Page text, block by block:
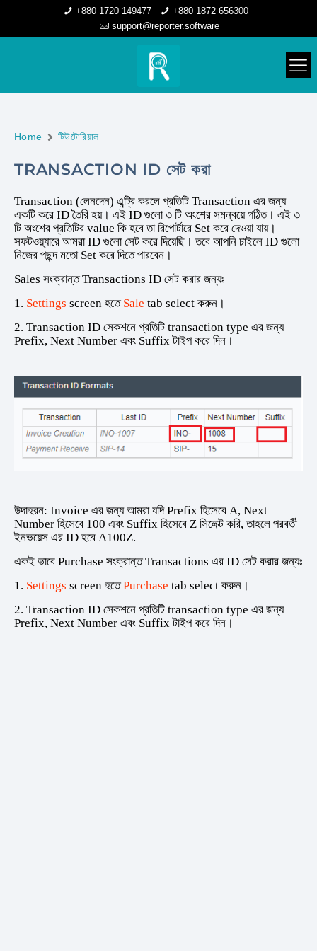
+880 1720 149477
+880 1872 656300
support@reporter.software
Home টিউটোরিয়াল
TRANSACTION ID সেট করা
Transaction (লেনদেন) এন্ট্রি করলে প্রতিটি Transaction এর জন্য
একটি করে ID তৈরি হয়। এই ID গুলো ৩ টি অংশের সমন্বয়ে গঠিত। এই ৩
টি অংশের প্রতিটির value কি হবে তা রিপোর্টারে Set করে দেওয়া যায়।
সফটওয়্যারে আমরা ID গুলো সেট করে দিয়েছি। তবে আপনি চাইলে ID গুলো
নিজের পছন্দ মতো Set করে দিতে পারবেন।
Sales সংক্রান্ত Transactions ID সেট করার জন্যঃ
1. Settings screen হতে Sale tab select করুন।
2. Transaction ID সেকশনে প্রতিটি transaction type এর জন্য
Prefix, Next Number এবং Suffix টাইপ করে দিন।
উদাহরন: Invoice এর জন্য আমরা যদি Prefix হিসেবে A, Next
Number হিসেবে 100 এবং Suffix হিসেবে Z সিলেক্ট করি, তাহলে পরবর্তী
ইনভয়েস এর ID হবে A100Z.
একই ভাবে Purchase সংক্রান্ত Transactions এর ID সেট করার জন্যঃ
1. Settings screen হতেPurchase tab select করুন।
2. Transaction ID সেকশনে প্রতিটি transaction type এর জন্য
Prefix, Next Number এবং Suffix টাইপ করে দিন।